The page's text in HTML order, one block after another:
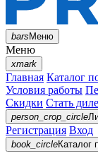
barsМеню
Меню
xmark
Главная Каталог
Условия работы
Скидки Стать
person_crop_circle
Регистрация Вход
book_circleКаталог